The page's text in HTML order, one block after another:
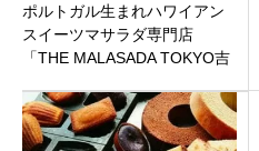
ポルトガル生まれハワイアン
スイーツマサラダ専門店
「THE MALASADA TOKYO吉
オープン